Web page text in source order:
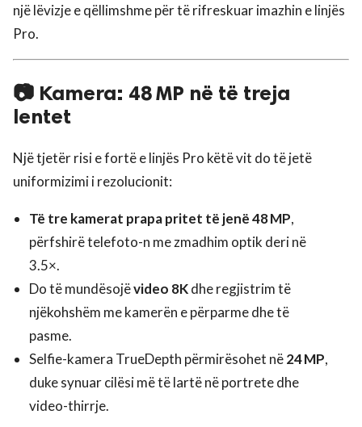
një lëvizje e qëllimshme për të rifreskuar imazhin e linjës
Pro.
📷 Kamera: 48 MP në të treja
lentet
Një tjetër risi e fortë e linjës Pro këtë vit do të jetë
uniformizimi i rezolucionit:
Të tre kamerat prapa pritet të jenë 48 MP,
përfshirë telefoto-n me zmadhim optik deri në
3.5×.
Do të mundësojëvideo 8Kdhe regjistrim të
njëkohshëm me kamerën e përparme dhe të
pasme.
Selfie-kamera TrueDepth përmirësohet në24 MP,
duke synuar cilësi më të lartë në portrete dhe
video-thirrje.